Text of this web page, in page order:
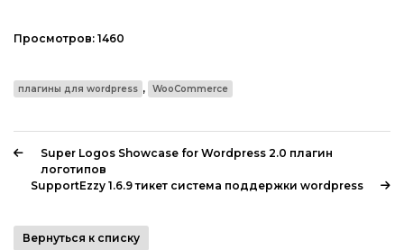
Просмотров: 1460
плагины для wordpress , WooCommerce
Super Logos Showcase for Wordpress 2.0 плагин
логотипов
SupportEzzy 1.6.9 тикет система поддержки wordpress
Вернуться к списку